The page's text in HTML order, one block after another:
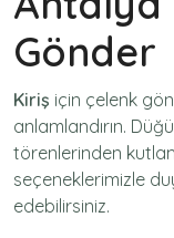
Gönder
Kiriş için çelenk
anlamlandırın.
törenlerinden
seçeneklerimizle
edebilirsiniz.